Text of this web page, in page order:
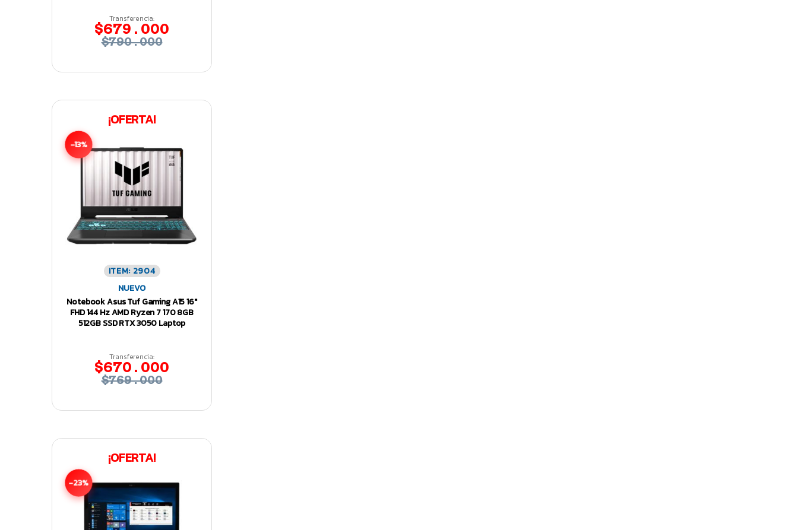
Transferencia:
$679.000
$790.000
¡OFERTA!
-13%
ITEM: 2904
NUEVO
Notebook Asus Tuf Gaming A15 16″
FHD 144 Hz AMD Ryzen 7 170 8GB
512GB SSD RTX 3050 Laptop
Transferencia:
$670.000
$769.000
¡OFERTA!
-23%